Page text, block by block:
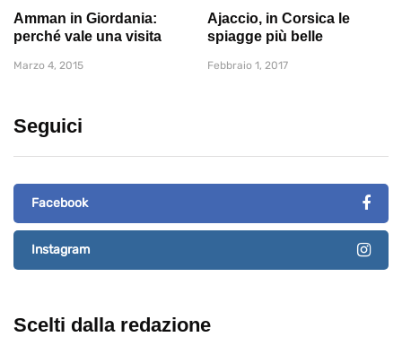
Amman in Giordania:
perché vale una visita
Marzo 4, 2015
Ajaccio, in Corsica le
spiagge più belle
Febbraio 1, 2017
Seguici
Facebook
Instagram
Scelti dalla redazione